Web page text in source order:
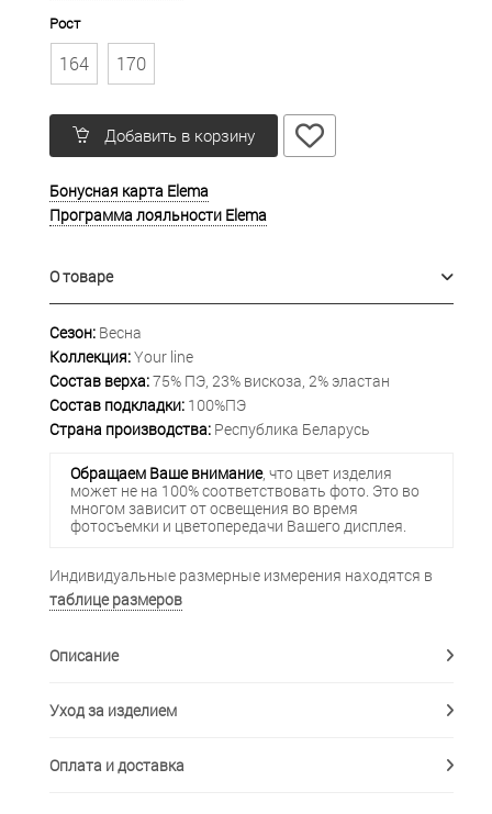
Рост
164 170
Добавить в корзину
Бонусная карта Elema
Программа лояльности Elema
О товаре
Сезон: Весна
Коллекция:Your line
Состав верха:75% ПЭ, 23% вискоза, 2% эластан
Состав подкладки: 100%ПЭ
Страна производства: Республика Беларусь
Обращаем Ваше внимание, что цвет изделия
может не на 100% соответствовать фото. Это во
многом зависит от освещения во время
фотосъемки и цветопередачи Вашего дисплея.
Индивидуальные размерные измерения находятся в
таблице размеров
Описание
Уход за изделием
Оплата и доставка